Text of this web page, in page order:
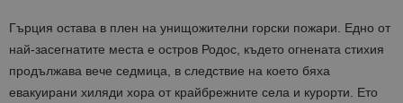
Гърция остава в плен на унищожителни горски пожари. Едно от
най-засегнатите места е остров Родос, където огнената стихия
продължава вече седмица, в следствие на което бяха
евакуирани хиляди хора от крайбрежните села и курорти. Ето